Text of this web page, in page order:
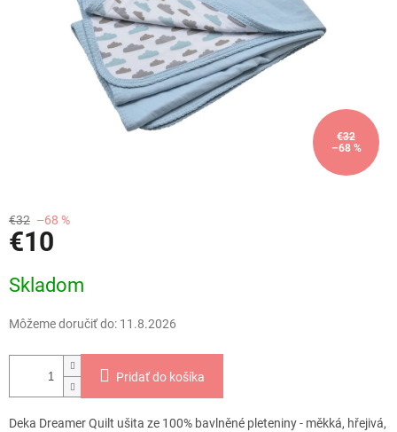
€32
–68 %
€32 –68 %
€10
cena:
Skladom
Môžeme doručiť do: 11.8.2026
Pridať do košíka
Deka Dreamer Quilt ušita ze 100% bavlněné pleteniny - měkká, hřejivá,